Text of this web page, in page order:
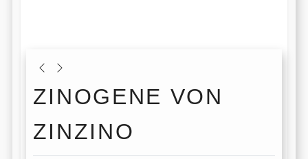
ZINOGENE VON
ZINZINO